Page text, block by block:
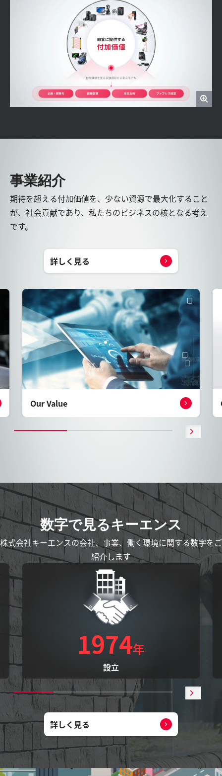
事業紹介
期待を超える付加価値を、少ない資源で最大化すること
が、社会貢献であり、私たちのビジネスの核となる考え
です。
詳しく見る
Our Value
数字で見るキーエンス
株式会社キーエンスの会社、事業、働く環境に関する数字をご
紹介します
1974年
設立
詳しく見る